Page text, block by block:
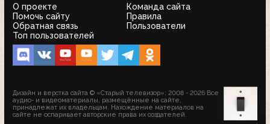
О проекте
Команда сайта
Помочь сайту
Правила
Обратная связь
Пользователи
Топ пользователей
Дизайн и верстка сайта © «Старый телевизор»; 2008 - 2026 Все
аудио- и видеоматериалы, размещённые на сайте,
принадлежат их владельцам. Нахождение материалов на
сайте не оспаривает авторские права их создателей.